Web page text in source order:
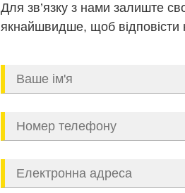
Для зв’язку з нами залиште
якнайшвидше, щоб